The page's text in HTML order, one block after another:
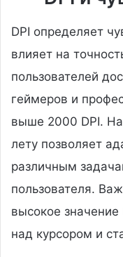
DPI определяет
влияет на
пользователей
геймеров и
выше 2000 DPI.
лету позволяет
различным
пользователя.
высокое значение
над курсором и